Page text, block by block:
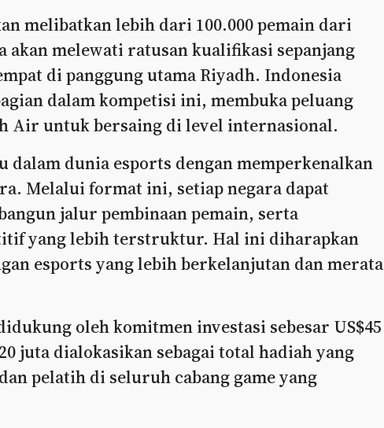
melibatkan lebih dari 100.000 pemain dari
akan melewati ratusan kualifikasi sepanjang
di panggung utama Riyadh. Indonesia
dalam kompetisi ini, membuka peluang
Air untuk bersaing di level internasional.
dalam dunia esports dengan memperkenalkan
Melalui format ini, setiap negara dapat
jalur pembinaan pemain, serta
yang lebih terstruktur. Hal ini diharapkan
esports yang lebih berkelanjutan dan merata
oleh komitmen investasi sebesar US$45
juta dialokasikan sebagai total hadiah yang
pelatih di seluruh cabang game yang